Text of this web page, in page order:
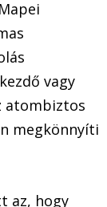
vagy
atombiztos
megkönnyíti
az, hogy